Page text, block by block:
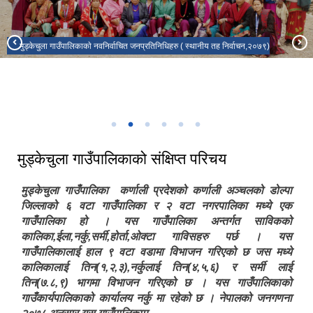
मुड्केचुला गाउँपालिकाकाे नवनिर्वाचित जनप्रतिनिधिहरु ( स्थानीय तह निर्वाचन,२०७९)
मुड्केचुला गाउँपालिकाको संक्षिप्त परिचय
मुड्केचुला गाउँपालिका कर्णाली प्रदेशको कर्णाली अञ्चलको डोल्पा
जिल्लाको ६ वटा गाउँपालिका र २ वटा नगरपालिका मध्ये एक
गाउँपालिका हो । यस गाउँपालिका अन्तर्गत साविकको
कालिका,ईला,नर्कु,सर्मी,होर्ता,ओक्टा गाविसहरु पर्छ । यस
गाउँपालिकालाई हाल ९ वटा वडामा विभाजन गरिएको छ जस मध्ये
कालिकालाई तिन(१,२,३),नर्कुलाई तिन(४,५,६) र सर्मी लाई
तिन(७.८,९) भागमा विभाजन गरिएको छ । यस गाउँपालिकाको
गाउँकार्यपालिकाको कार्यालय नर्कु मा रहेको छ । नेपालको जनगणना